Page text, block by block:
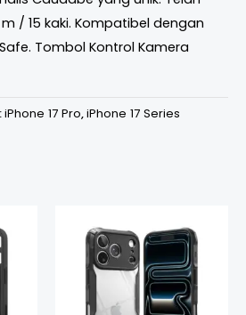
/ 15 kaki. Kompatibel dengan
Tombol Kontrol Kamera
iPhone 17 Pro,iPhone 17 Series